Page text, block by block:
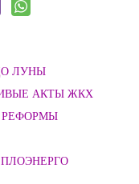
ЛУНЫ
АКТЫ ЖКХ
РЕФОРМЫ